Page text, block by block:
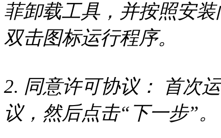
菲卸载工具，并按照安
双击图标运行程序。
2. 同意许可协议： 首次
议，然后点击“下一步”。